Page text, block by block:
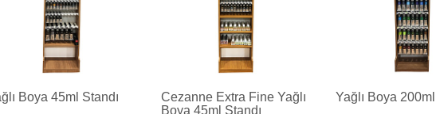
Boya 45ml Standı
Cezanne Extra Fine Yağlı
Boya 45ml Standı
Yağlı Boya 200ml